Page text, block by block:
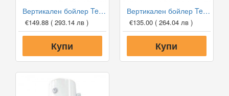
Вертикален бойлер Tesy SimpatEco CTV 8044 30 B12 TSR
€149.88 ( 293.14 лв )
Купи
Вертикален бойлер Tesy SimpatEco Slim CTV 503820 B11 TSR
€135.00 ( 264.04 лв )
Купи